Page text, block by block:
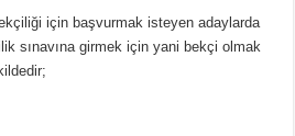
için başvurmak isteyen adaylarda
sınavına girmek için yani bekçi olmak